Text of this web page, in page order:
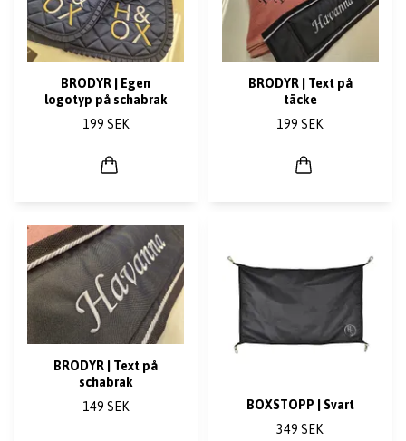
BRODYR | Egen
logotyp på schabrak
199 SEK
BRODYR | Text på
täcke
199 SEK
BRODYR | Text på
schabrak
149 SEK
BOXSTOPP | Svart
349 SEK